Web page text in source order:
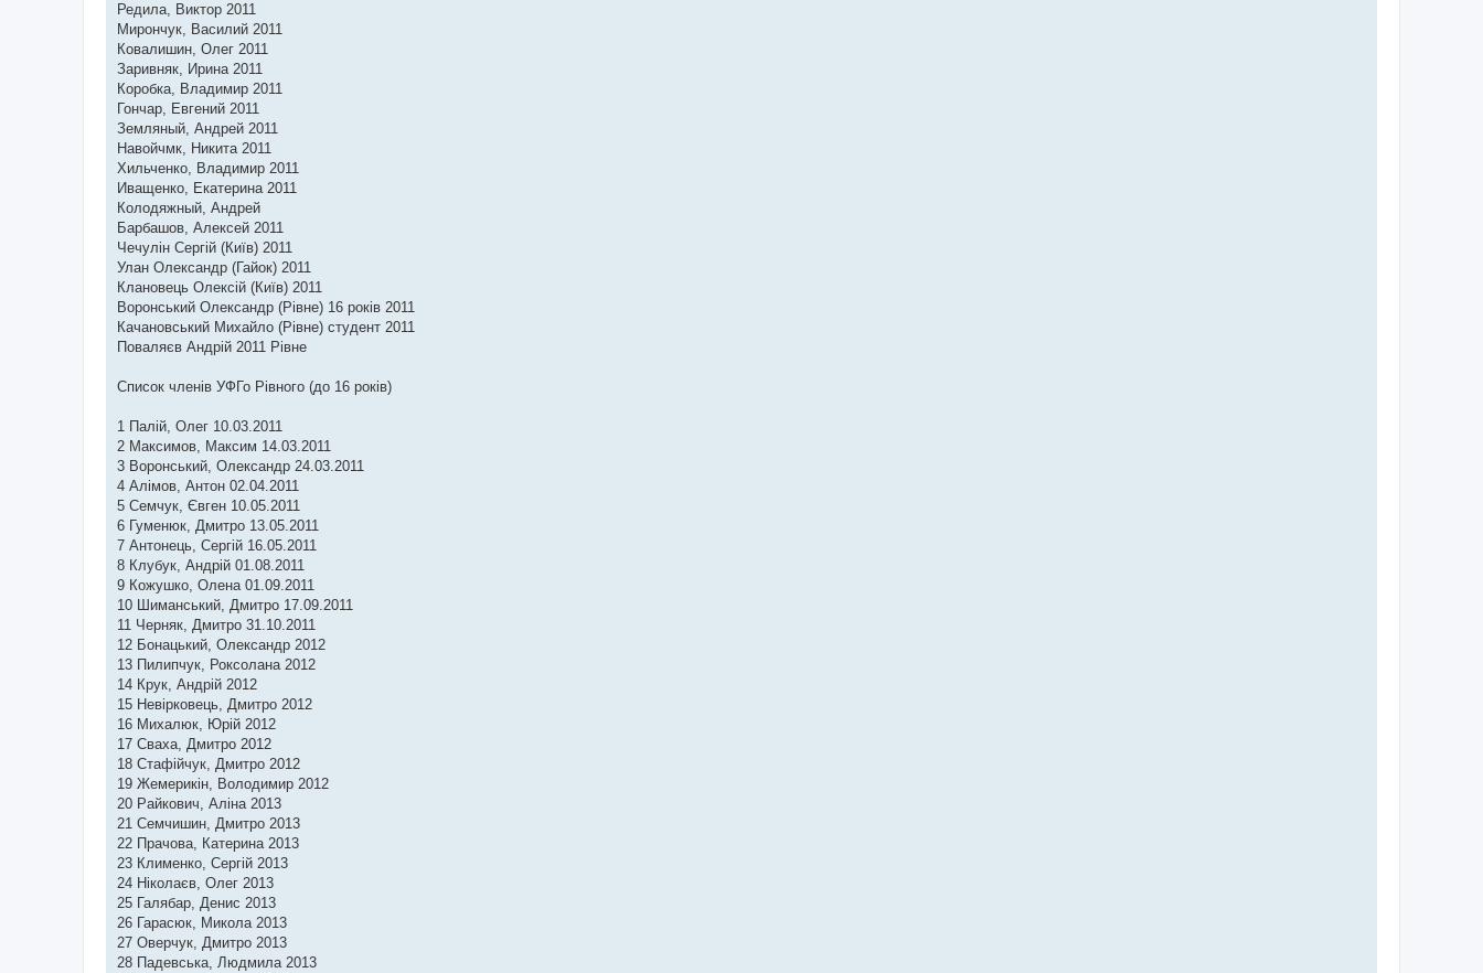
Редила, Виктор 2011
Мирончук, Василий 2011
Ковалишин, Олег 2011
Заривняк, Ирина 2011
Коробка, Владимир 2011
Гончар, Евгений 2011
Земляный, Андрей 2011
Навойчмк, Никита 2011
Хильченко, Владимир 2011
Иващенко, Екатерина 2011
Колодяжный, Андрей
Барбашов, Алексей 2011
Чечулін Сергій (Київ) 2011
Улан Олександр (Гайок) 2011
Клановець Олексій (Київ) 2011
Воронський Олександр (Рівне) 16 років 2011
Качановський Михайло (Рівне) студент 2011
Поваляєв Андрій 2011 Рівне
Список членів УФГо Рівного (до 16 років)
1 Палій, Олег 10.03.2011
2 Максимов, Максим 14.03.2011
3 Воронський, Олександр 24.03.2011
4 Алімов, Антон 02.04.2011
5 Семчук, Євген 10.05.2011
6 Гуменюк, Дмитро 13.05.2011
7 Антонець, Сергій 16.05.2011
8 Клубук, Андрій 01.08.2011
9 Кожушко, Олена 01.09.2011
10 Шиманський, Дмитро 17.09.2011
11 Черняк, Дмитро 31.10.2011
12 Бонацький, Олександр 2012
13 Пилипчук, Роксолана 2012
14 Крук, Андрій 2012
15 Невірковець, Дмитро 2012
16 Михалюк, Юрій 2012
17 Сваха, Дмитро 2012
18 Стафійчук, Дмитро 2012
19 Жемерикін, Володимир 2012
20 Райкович, Аліна 2013
21 Семчишин, Дмитро 2013
22 Прачова, Катерина 2013
23 Клименко, Сергій 2013
24 Ніколаєв, Олег 2013
25 Галябар, Денис 2013
26 Гарасюк, Микола 2013
27 Оверчук, Дмитро 2013
28 Падевська, Людмила 2013